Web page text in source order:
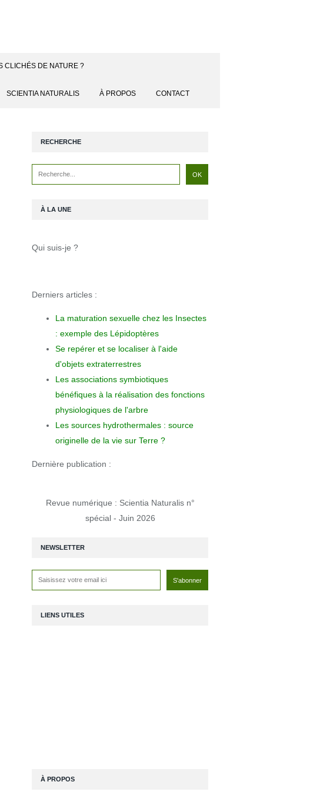
CLICHÉS DE NATURE ?
SCIENTIA NATURALIS À PROPOS CONTACT
NEWSLETTER
RECHERCHE
À LA UNE
Qui suis-je ?
Derniers articles :
La maturation sexuelle chez les Insectes
: exemple des Lépidoptères
Se repérer et se localiser à l'aide
d'objets extraterrestres
Les associations symbiotiques
bénéfiques à la réalisation des fonctions
physiologiques de l'arbre
Les sources hydrothermales : source
originelle de la vie sur Terre ?
Dernière publication :
Revue numérique : Scientia Naturalis n°
spécial - Juin 2026
LIENS UTILES
À PROPOS